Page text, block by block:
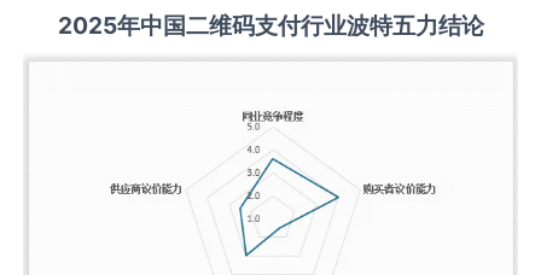
2025年中国二维码支付行业波特五力结论